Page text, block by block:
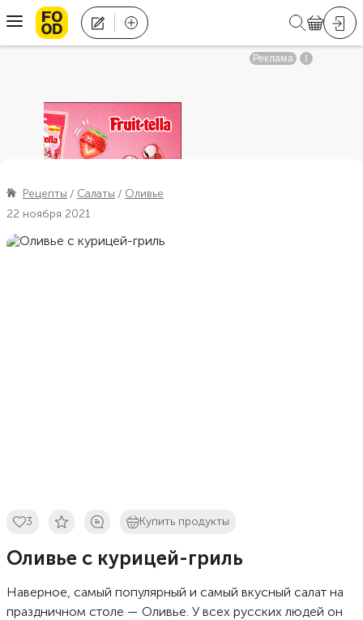
Рецепты Салаты
Оливье
22 ноября 2021
3 Купить продукты
Оливье с курицей-гриль
Наверное, самый популярный и самый вкусный салат на
праздничном столе — Оливье. У всех русских людей он